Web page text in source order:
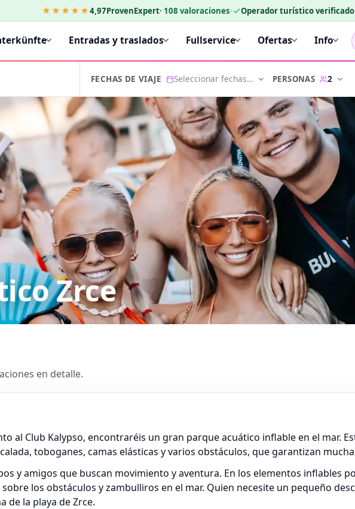
★★★★★4,97ProvenExpert· 108 valoraciones· Operador turístico verificado
Entradas y traslados Fullservice Ofertas Info
FECHAS DE VIAJE Seleccionar fechas… PERSONAS 2
Zrce
en detalle.
al Club Kalypso, encontraréis un gran parque acuático inflable en el mar.
toboganes, camas elásticas y varios obstáculos, que garantizan
y amigos que buscan movimiento y aventura. En los elementos inflables
los obstáculos y zambulliros en el mar. Quien necesite un pequeño
de la playa de Zrce.